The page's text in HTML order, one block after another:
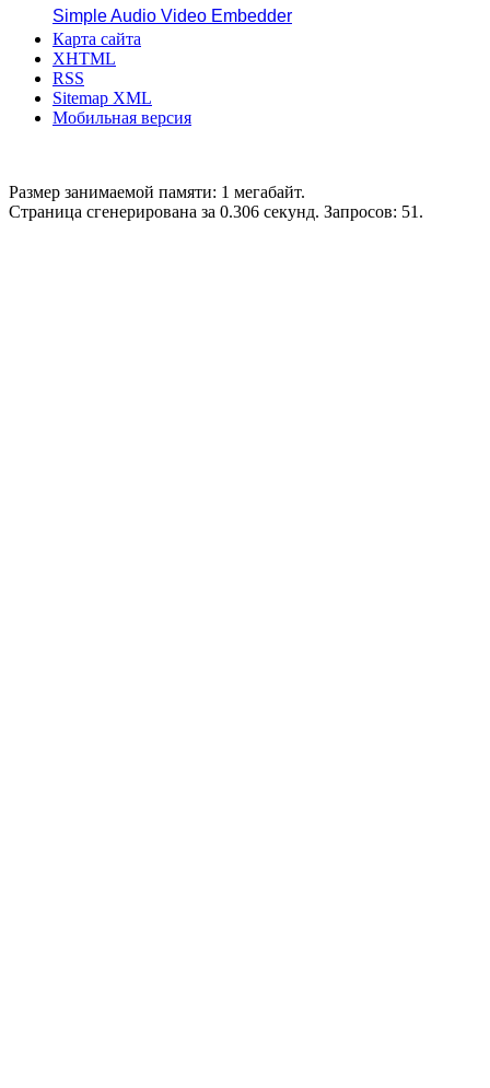
Simple Audio Video Embedder
Карта сайта
XHTML
RSS
Sitemap XML
Мобильная версия
Размер занимаемой памяти: 1 мегабайт.
Страница сгенерирована за 0.306 секунд. Запросов: 51.